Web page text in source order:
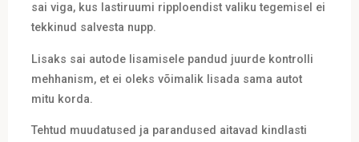
sai viga, kus lastiruumi ripploendist valiku tegemisel ei
tekkinud salvesta nupp.
Lisaks sai autode lisamisele pandud juurde kontrolli
mehhanism, et ei oleks võimalik lisada sama autot
mitu korda.
Tehtud muudatused ja parandused aitavad kindlasti